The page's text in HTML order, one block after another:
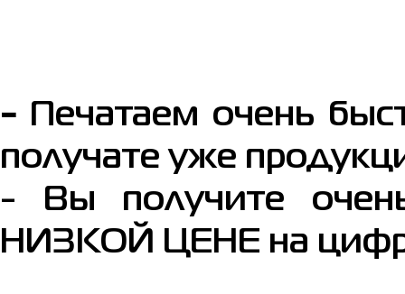
- Печатаем очень
получате уже
- Вы получите
НИЗКОЙ ЦЕНЕ на